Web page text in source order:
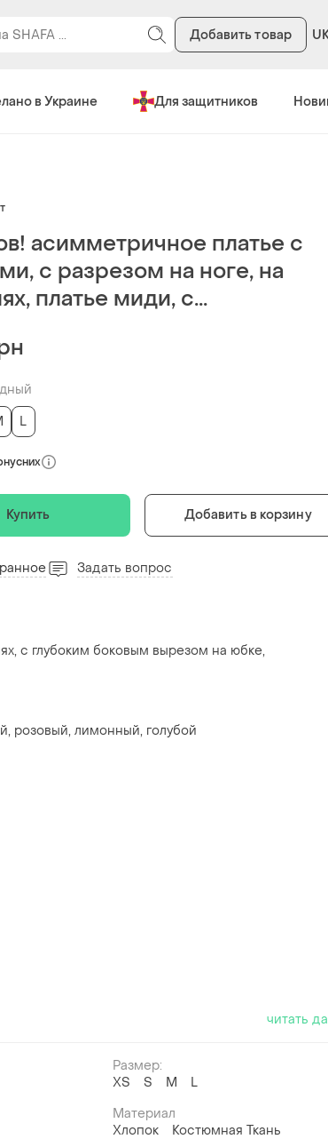
Добавить товар
в Украине Для защитников
асимметричное платье с
с разрезом на ноге, на
платье миди, с...
L
Купить Добавить в корзину
Задать вопрос
с глубоким боковым вырезом на юбке,
розовый, лимонный, голубой
читать
Размер:
ХS
S M
L
Материал
Хлопок
Костюмная Ткань